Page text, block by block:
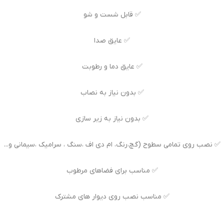
✅ قابل شست و شو
✅ عایق صدا
✅ عایق دما و رطوبت
✅ بدون نیاز به نصاب
✅ بدون نیاز به زیر سازی
✅ نصب روی تمامی سطوح (گچ،رنگ، ام دی اف ،سنگ ، سرامیک ،سیمانی و...
✅ مناسب برای فضاهای مرطوب
✅ مناسب نصب روی دیوار های مشترک